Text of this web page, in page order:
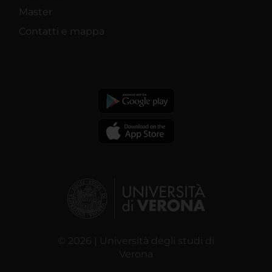
Master
Contatti e mappa
© 2026 | Università degli studi di
Verona